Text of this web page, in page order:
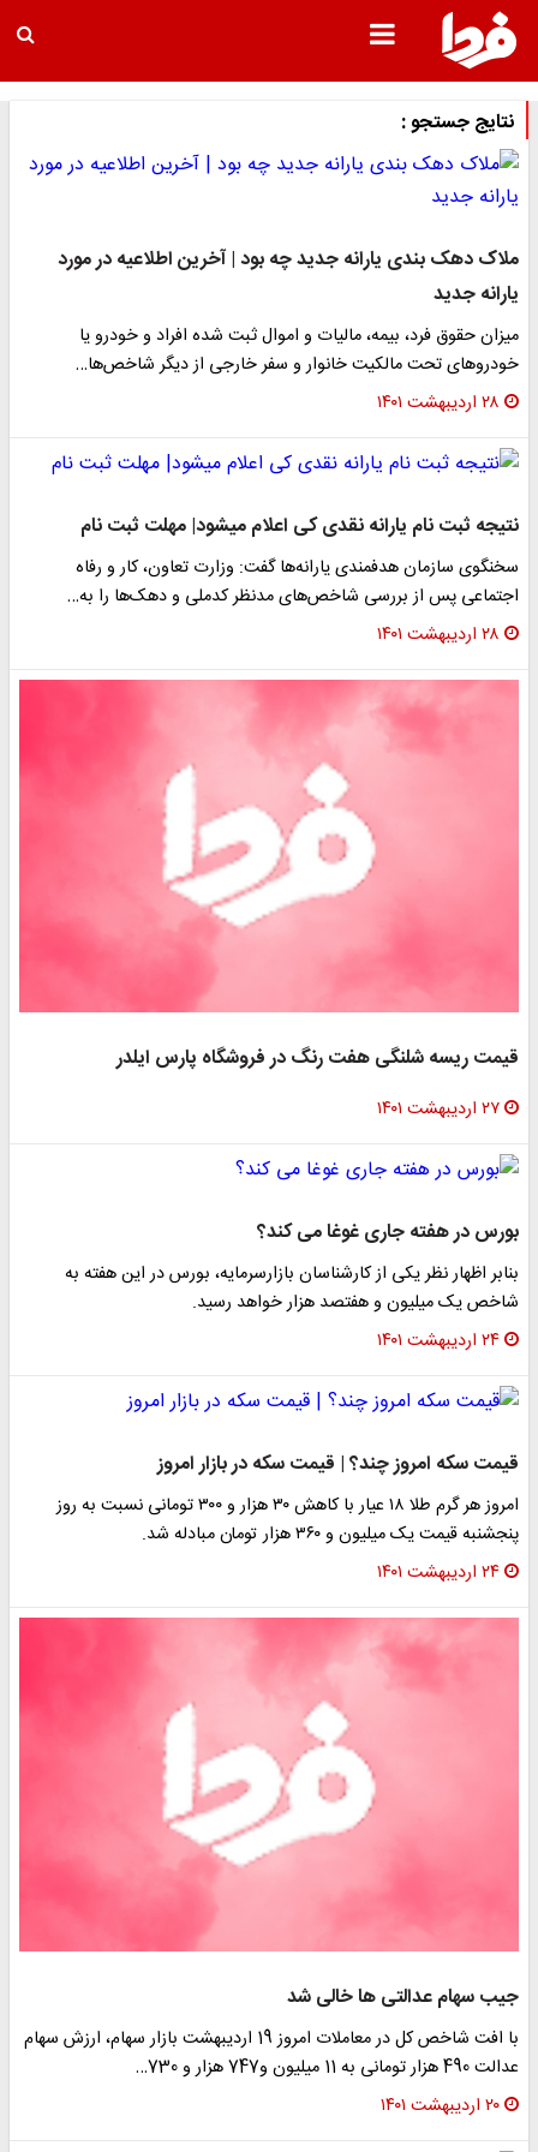
نتایج جستجو :
ملاک دهک بندی یارانه جدید چه بود | آخرین اطلاعیه در مورد
یارانه جدید
میزان حقوق فرد، بیمه، مالیات و اموال ثبت شده افراد و خودرو یا
خودروهای تحت مالکیت خانوار و سفر خارجی از دیگر شاخص‌ها…
۲۸ اردیبهشت ۱۴۰۱
​نتیجه ثبت نام یارانه‌ نقدی کی اعلام میشود| مهلت ثبت نام
سخنگوی سازمان هدفمندی یارانه‌ها گفت: وزارت تعاون، کار و رفاه
اجتماعی پس از بررسی شاخص‌های مدنظر کدملی و دهک‌ها را به…
۲۸ اردیبهشت ۱۴۰۱
قیمت ریسه شلنگی هفت رنگ در فروشگاه پارس ایلدر
۲۷ اردیبهشت ۱۴۰۱
بورس در هفته جاری غوغا می کند؟
بنابر اظهار نظر یکی از کارشناسان بازارسرمایه، بورس در این هفته به
شاخص یک میلیون و هفتصد هزار خواهد رسید.
۲۴ اردیبهشت ۱۴۰۱
قیمت سکه امروز چند؟ | قیمت سکه در بازار امروز
امروز هر گرم طلا ۱۸ عیار با کاهش ۳۰ هزار و ۳۰۰ تومانی نسبت به روز
پنجشنبه قیمت یک میلیون و ۳۶۰ هزار تومان مبادله شد.
۲۴ اردیبهشت ۱۴۰۱
جیب سهام عدالتی ها خالی شد
با افت شاخص کل در معاملات امروز 19 اردیبهشت بازار سهام، ارزش سهام
عدالت 490 هزار تومانی به 11 میلیون و747 هزار و 730…
۲۰ اردیبهشت ۱۴۰۱